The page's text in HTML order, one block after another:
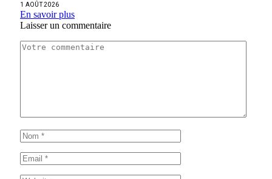
1 AOÛT 2026
En savoir plus
Laisser un commentaire